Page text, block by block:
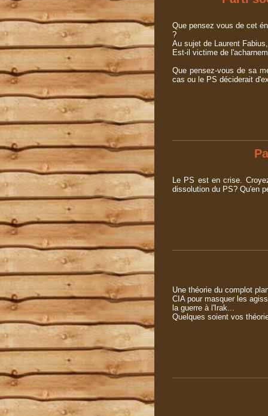
Que pensez vous de cet
?
Au sujet de Laurent
Est-il victime de
Que pensez-vous de sa
cas ou le PS déciderait
Le PS est en crise.
dissolution du PS? Qu'en
Une théorie du complot
CIA pour masquer les
la guerre à l'Irak...
Quelques soient vos